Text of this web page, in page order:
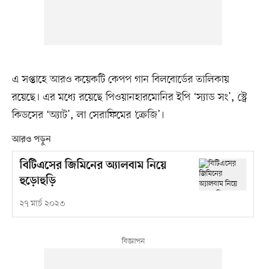
এ সপ্তাহে আরও কয়েকটি কেপপ গান বিলবোর্ডের তালিকায়
রয়েছে। এর মধ্যে রয়েছে পিওয়ানহারমোনির ইপি ‘স্যাড সং’, স্ট্রে
কিডসের ‘অ্যাট’, লা সেরাফিমের ‘ক্রেজি’।
আরও পড়ুন
বিটিএসের জিমিনের অ্যালবাম নিয়ে
হুড়োহুড়ি
২৭ মার্চ ২০২৩